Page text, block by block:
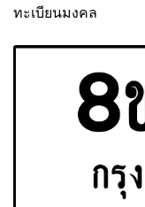
ทะเบียนมงคล